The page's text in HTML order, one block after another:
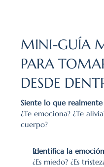
MINI-GUÍA
PARA
DESDE
Siente lo que realmente
¿Te emociona? ¿Te
cuerpo?
Identifica la
¿Es miedo? ¿Es